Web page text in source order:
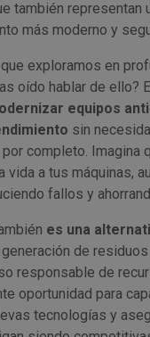
también representan
más moderno y
exploramos en
oído hablar de ello?
equipos
sin
completo. Imagina
vida a tus máquinas,
fallos y
es una
de
responsable de
oportunidad para
tecnologías y